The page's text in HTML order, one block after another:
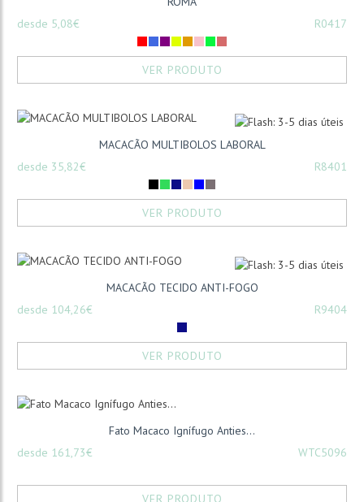
desde 5,08€
R0417
VER PRODUTO
MACACÃO MULTIBOLOS LABORAL
desde 35,82€
R8401
VER PRODUTO
MACACÃO TECIDO ANTI-FOGO
desde 104,26€
R9404
VER PRODUTO
Fato Macaco Ignífugo Anties...
desde 161,73€
WTC5096
VER PRODUTO